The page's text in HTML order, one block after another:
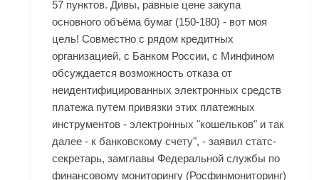
57 пунктов. Дивы, равные цене закупа
основного объёма бумаг (150-180) - вот моя
цель! Совместно с рядом кредитных
организацией, с Банком России, с Минфином
обсуждается возможность отказа от
неидентифицированных электронных средств
платежа путем привязки этих платежных
инструментов - электронных "кошельков" и так
далее - к банковскому счету", - заявил статс-
секретарь, замглавы Федеральной службы по
финансовому мониторингу (Росфинмониторинг)